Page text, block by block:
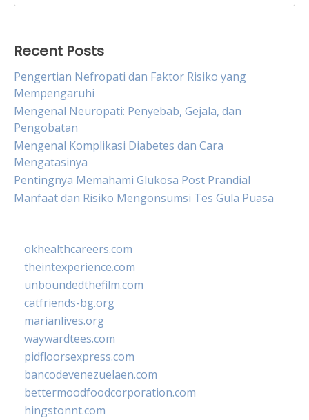
for:
Recent Posts
Pengertian Nefropati dan Faktor Risiko yang
Mempengaruhi
Mengenal Neuropati: Penyebab, Gejala, dan
Pengobatan
Mengenal Komplikasi Diabetes dan Cara
Mengatasinya
Pentingnya Memahami Glukosa Post Prandial
Manfaat dan Risiko Mengonsumsi Tes Gula Puasa
okhealthcareers.com
theintexperience.com
unboundedthefilm.com
catfriends-bg.org
marianlives.org
waywardtees.com
pidfloorsexpress.com
bancodevenezuelaen.com
bettermoodfoodcorporation.com
hingstonnt.com